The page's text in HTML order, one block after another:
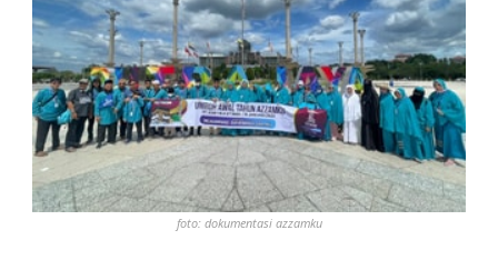
foto: dokumentasi azzamku